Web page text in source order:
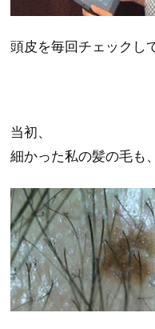
頭皮を毎回チェックし
当初、
細かった私の髪の毛も、